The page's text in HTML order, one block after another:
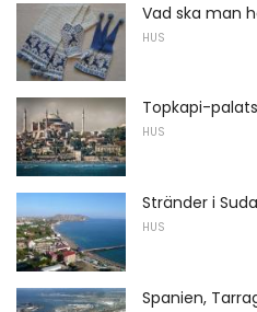
Vad ska man
HUS
Topkapi-
HUS
Stränder i
HUS
Spanien,